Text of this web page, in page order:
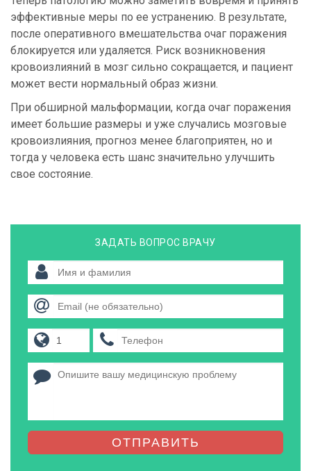
эффективные меры по ее устранению. В результате,
после оперативного вмешательства очаг поражения
блокируется или удаляется. Риск возникновения
кровоизлияний в мозг сильно сокращается, и пациент
может вести нормальный образ жизни.
При обширной мальформации, когда очаг поражения
имеет большие размеры и уже случались мозговые
кровоизлияния, прогноз менее благоприятен, но и
тогда у человека есть шанс значительно улучшить
свое состояние.
ЗАДАТЬ ВОПРОС ВРАЧУ
ОТПРАВИТЬ